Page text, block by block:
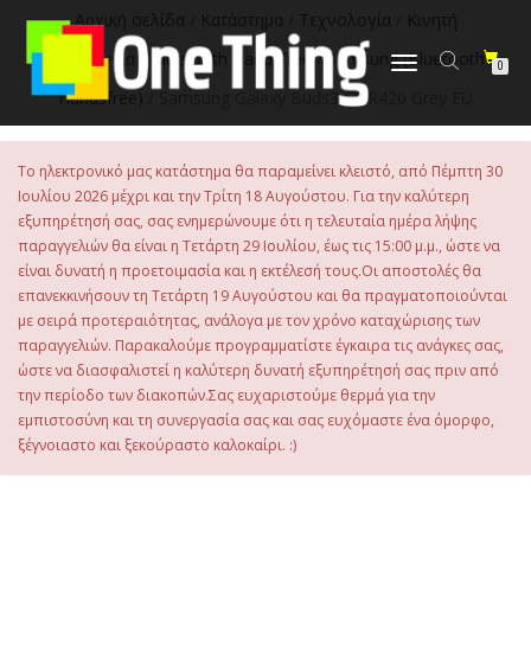
περιεχόμενο
Εναλλαγή
0
Αρχική σελίδα Κατάστημα Τεχνολογία
Κινητή
Τηλεφωνία/ Bluetooth Handsfree / Samsung (Bluetooth
Handsfree)
/ Samsung Galaxy Buds3 FE R420 Grey EU
Το ηλεκτρονικό μας κατάστημα θα παραμείνει κλειστό, από Πέμπτη 30
Ιουλίου 2026 μέχρι και την Τρίτη 18 Αυγούστου. Για την καλύτερη
εξυπηρέτησή σας, σας ενημερώνουμε ότι η τελευταία ημέρα λήψης
παραγγελιών θα είναι η Τετάρτη 29 Ιουλίου, έως τις 15:00 μ.μ., ώστε να
είναι δυνατή η προετοιμασία και η εκτέλεσή τους.Οι αποστολές θα
επανεκκινήσουν τη Τετάρτη 19 Αυγούστου και θα πραγματοποιούνται
με σειρά προτεραιότητας, ανάλογα με τον χρόνο καταχώρισης των
παραγγελιών. Παρακαλούμε προγραμματίστε έγκαιρα τις ανάγκες σας,
ώστε να διασφαλιστεί η καλύτερη δυνατή εξυπηρέτησή σας πριν από
την περίοδο των διακοπών.Σας ευχαριστούμε θερμά για την
εμπιστοσύνη και τη συνεργασία σας και σας ευχόμαστε ένα όμορφο,
ξέγνοιαστο και ξεκούραστο καλοκαίρι. :)